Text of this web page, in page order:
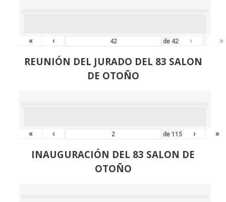
« ‹ de 42 › »
REUNIÓN DEL JURADO DEL 83 SALON
DE OTOÑO
« ‹ de115 › »
INAUGURACIÓN DEL 83 SALON DE
OTOÑO